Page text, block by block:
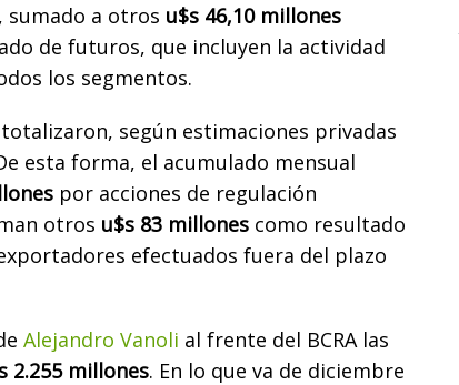
, sumado a otros u$s 46,10 millones
de futuros, que incluyen la actividad
los segmentos.
totalizaron, según estimaciones privadas
esta forma, el acumulado mensual
por acciones de regulación
otros u$s 83 millones como resultado
efectuados fuera del plazo
Alejandro Vanoli al frente del BCRA las
2.255 millones. En lo que va de diciembre